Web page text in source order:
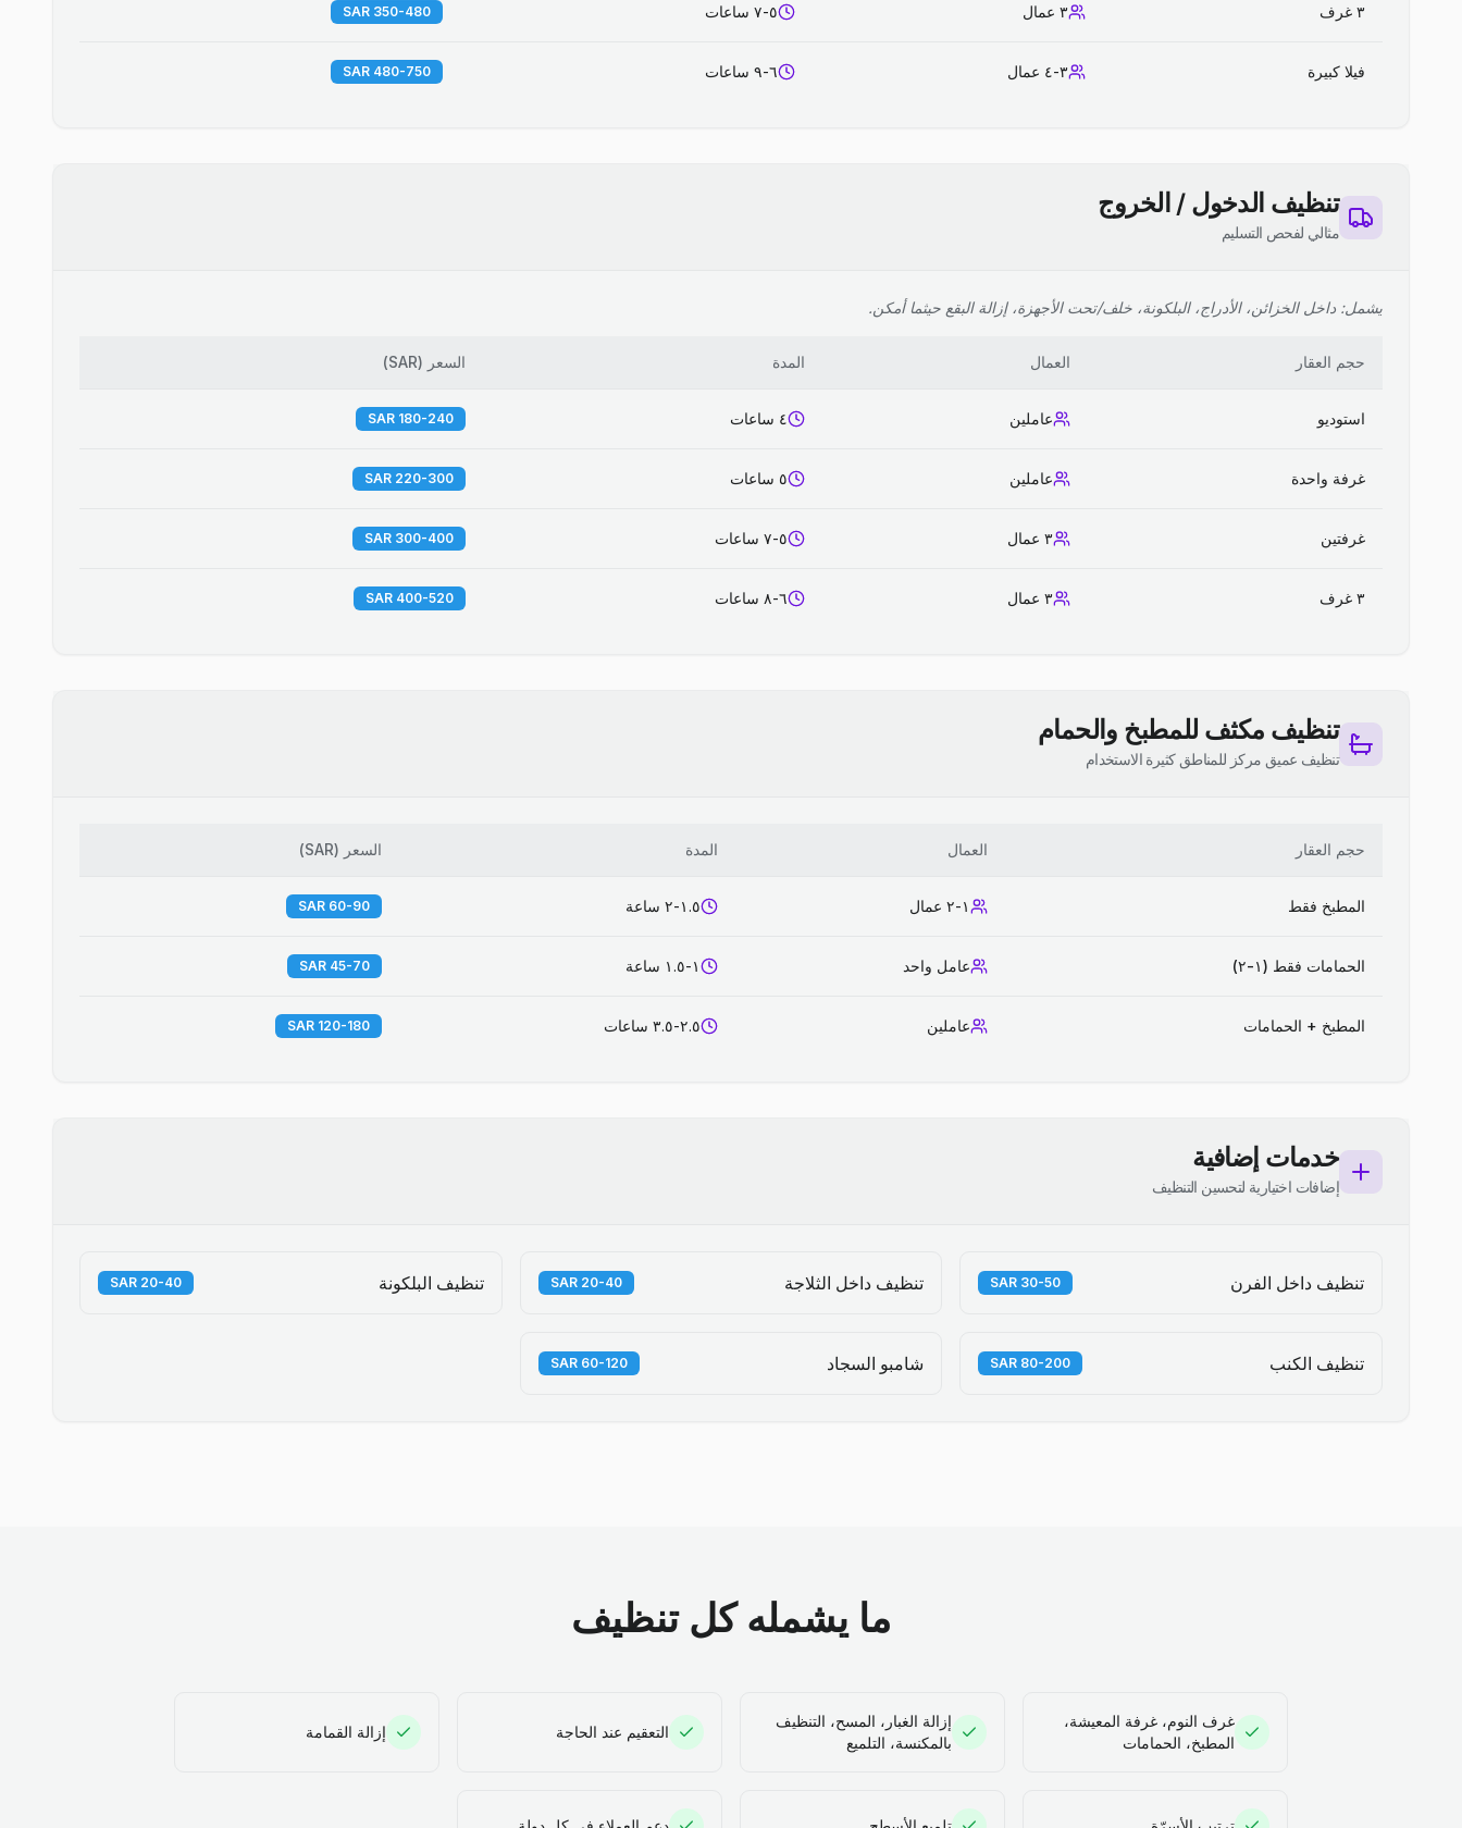
٣ غرف ٣ عمال ٥-٧ ساعات 350-480 SAR
فيلا كبيرة ٣-٤ عمال ٦-٩ ساعات 480-750 SAR
تنظيف الدخول / الخروج
مثالي لفحص التسليم
يشمل: داخل الخزائن، الأدراج، البلكونة، خلف/تحت الأجهزة، إزالة البقع حيثما أمكن.
حجم العقار العمال المدة السعر (
SAR
)
استوديو عاملين ٤ ساعات 180-240 SAR
غرفة واحدة عاملين ٥ ساعات 220-300 SAR
غرفتين ٣ عمال ٥-٧ ساعات 300-400 SAR
٣ غرف ٣ عمال ٦-٨ ساعات 400-520 SAR
تنظيف مكثف للمطبخ والحمام
تنظيف عميق مركز للمناطق كثيرة الاستخدام
حجم العقار العمال المدة السعر (
SAR
)
المطبخ فقط ١-٢ عمال ١.٥-٢ ساعة 60-90 SAR
الحمامات فقط (١-٢) عامل واحد ١-١.٥ ساعة 45-70 SAR
المطبخ + الحمامات عاملين ٢.٥-٣.٥ ساعات 120-180 SAR
خدمات إضافية
إضافات اختيارية لتحسين التنظيف
تنظيف داخل الفرن 30-50 SAR تنظيف داخل الثلاجة 20-40 SAR تنظيف البلكونة 20-40 SAR
تنظيف الكنب 80-200 SAR شامبو السجاد 60-120 SAR
ما يشمله كل تنظيف
غرف النوم، غرفة المعيشة،
المطبخ، الحمامات
إزالة الغبار، المسح، التنظيف
بالمكنسة، التلميع
التعقيم عند الحاجة إزالة القمامة